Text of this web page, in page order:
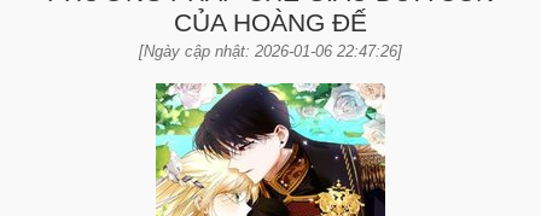
CỦA HOÀNG ĐẾ
[Ngày cập nhật: 2026-01-06 22:47:26]